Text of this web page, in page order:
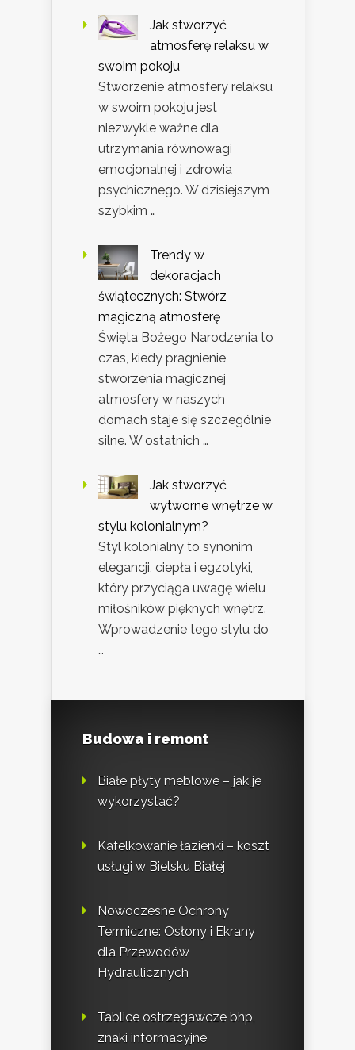
Jak stworzyć
atmosferę relaksu w
swoim pokoju
Stworzenie atmosfery relaksu
w swoim pokoju jest
niezwykle ważne dla
utrzymania równowagi
emocjonalnej i zdrowia
psychicznego. W dzisiejszym
szybkim …
Trendy w
dekoracjach
świątecznych: Stwórz
magiczną atmosferę
Święta Bożego Narodzenia to
czas, kiedy pragnienie
stworzenia magicznej
atmosfery w naszych
domach staje się szczególnie
silne. W ostatnich …
Jak stworzyć
wytworne wnętrze w
stylu kolonialnym?
Styl kolonialny to synonim
elegancji, ciepła i egzotyki,
który przyciąga uwagę wielu
miłośników pięknych wnętrz.
Wprowadzenie tego stylu do
…
Budowa i remont
Białe płyty meblowe – jak je
wykorzystać?
Kafelkowanie łazienki – koszt
usługi w Bielsku Białej
Nowoczesne Ochrony
Termiczne: Osłony i Ekrany
dla Przewodów
Hydraulicznych
Tablice ostrzegawcze bhp,
znaki informacyjne